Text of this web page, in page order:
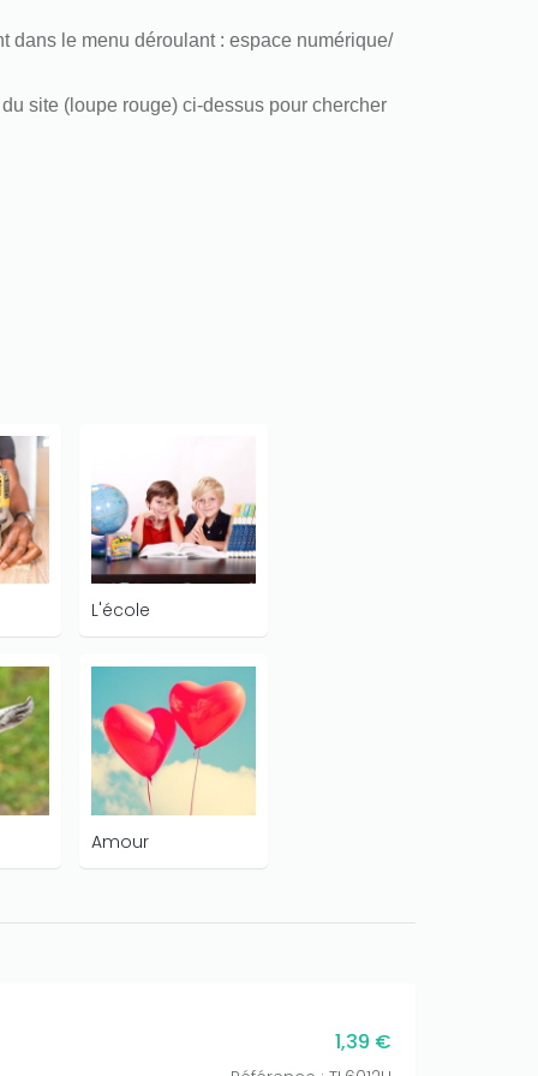
dans le menu déroulant : espace numérique/
site (loupe rouge) ci-dessus pour chercher
L'école
Amour
1,39 €